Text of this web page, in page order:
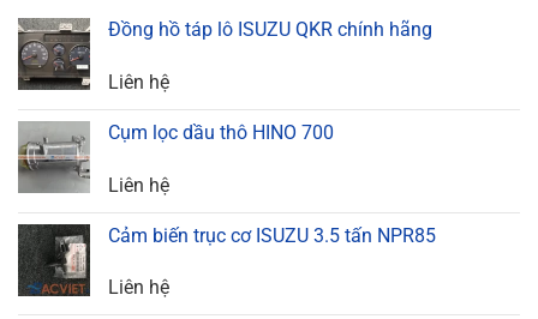
Đồng hồ táp lô ISUZU QKR chính hãng
Liên hệ
Cụm lọc dầu thô HINO 700
Liên hệ
Cảm biến trục cơ ISUZU 3.5 tấn NPR85
Liên hệ